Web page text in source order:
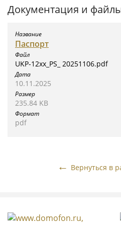
Документация и
Паспорт
UKP-12xx_PS_ 20251106.pdf
10.11.2025
235.84 KB
pdf
Вернуться в